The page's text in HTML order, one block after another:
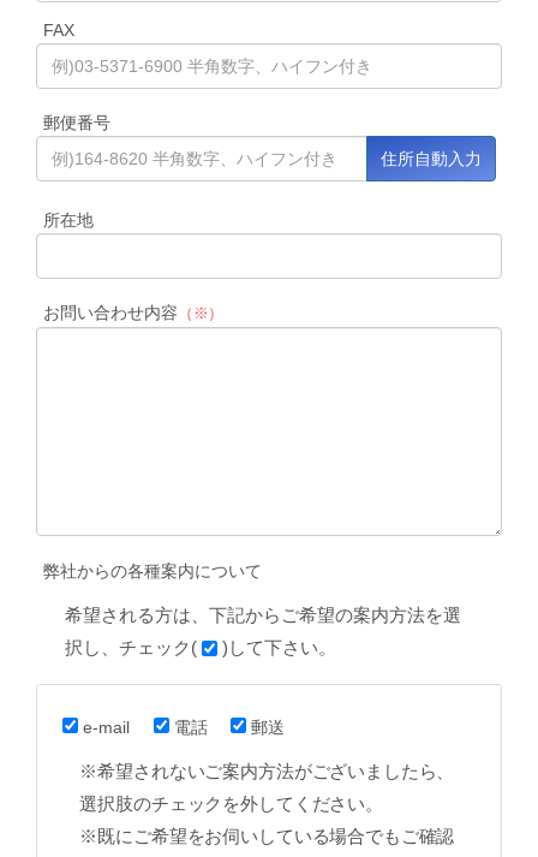
FAX
郵便番号
所在地
お問い合わせ内容 （※）
弊社からの各種案内について
希望される方は、下記からご希望の案内方法を選
択し、チェック(
)して下さい。
e-mail 電話 郵送
※希望されないご案内方法がございましたら、
選択肢のチェックを外してください。
※既にご希望をお伺いしている場合でもご確認